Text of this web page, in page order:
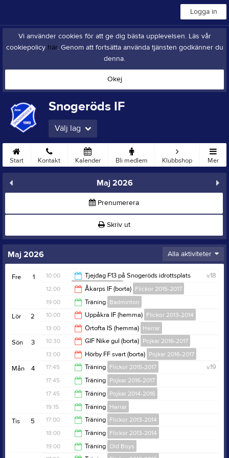
Logga in
Vi använder cookies för att ge dig bästa upplevelsen. Läs vår
cookiepolicy här. Genom att fortsätta använda tjänsten godkänner du
denna.
Okej
Snogeröds IF
Välj lag
Start Kontakt Kalender Bli medlem Klubbshop Mer
Maj 2026
Prenumerera
Skriv ut
Maj 2026 Alla aktiviteter
1
Fre v.18
10:00
Tjejdag F13 på Snogeröds idrottsplats
Flickor 2013-2014
15:00
12:00 Åkarps IF (borta) Flickor 2015-2017
14:00
19:00 Träning Badminton
20:00
2
Lör 10:00 Uppåkra IF (hemma) Flickor 2013-2014
12:00
13:00 Örtofta IS (hemma) Herrar
15:00
3
Sön 10:30 GIF Nike gul (borta) Pojkar 2016-2017
12:30
13:00 Hörby FF svart (borta) Pojkar 2016-2017
15:00
4
Mån v.19
17:45 Träning Flickor 2015-2017
19:00
17:45 Träning Pojkar 2016-2017
19:15
17:45 Träning Pojkar 2014-2016
19:15
19:15 Träning Herrar
20:45
5
Tis 17:00 Träning Flickor 2013-2014
18:30
18:00 Träning Flickor 2013-2014
19:00 Träning Old Boys